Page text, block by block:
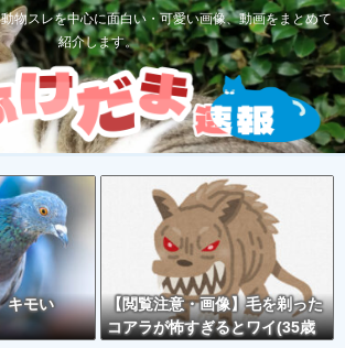
物スレを中心に面白い・可愛い画像、動画をまとめて
紹介します。
キモい
【閲覧注意・画像】毛を剃った
コアラが怖すぎるとワイ(35歳